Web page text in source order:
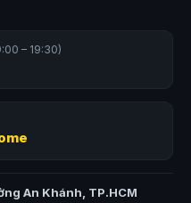
– 19:30)
An Khánh, TP.HCM